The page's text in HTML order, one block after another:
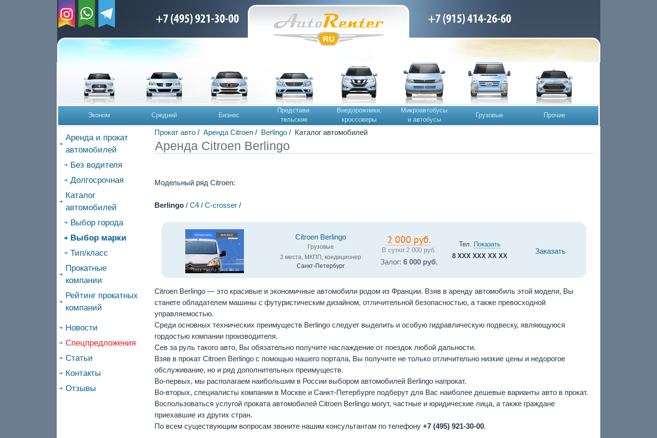
Эконом Средний Бизнес
Представи-
тельские
Внедорожники,
кроссоверы
Микроавтобусы
и автобусы
Грузовые Прочие
Аренда и прокат
автомобилей
Без водителя
Долгосрочная
Каталог
автомобилей
Выбор города
Выбор марки
Тип/класс
Прокатные
компании
Рейтинг прокатных
компаний
Новости
Спецпредложения
Статьи
Контакты
Отзывы
Прокат авто/ Аренда Citroen/ Berlingo/ Каталог автомобилей
Аренда Citroen Berlingo
Модельный ряд Citroen:
Berlingo/ C4/ C-crosser/
Citroen Berlingo
Грузовые
2 места, МКПП, кондиционер
Санкт-Петербург
2 000 руб.
В сутки:2 000 руб.
Залог:6 000 руб.
Тел. Показать
8 XXX XXX XX XX
Заказать
Citroen Berlingo — это красивые и экономичные автомобили родом из Франции. Взяв в аренду автомобиль этой модели, Вы
станете обладателем машины с футуристическим дизайном, отличительной безопасностью, а также превосходной
управляемостью.
Среди основных технических преимуществ Berlingo следует выделить и особую гидравлическую подвеску, являющуюся
гордостью компании производителя.
Сев за руль такого авто, Вы обязательно получите наслаждение от поездок любой дальности.
Взяв в прокат Citroen Berlingo с помощью нашего портала, Вы получите не только отличительно низкие цены и недорогое
обслуживание, но и ряд дополнительных преимуществ.
Во-первых, мы располагаем наибольшим в России выбором автомобилей Berlingo напрокат.
Во-вторых, специалисты компании в Москве и Санкт-Петербурге подберут для Вас наиболее дешевые варианты авто в прокат.
Воспользоваться услугой проката автомобилей Citroen Berlingo могут, частные и юридические лица, а также граждане
приехавшие из других стран.
По всем существующим вопросам звоните нашим консультантам по телефону +7 (495) 921-30-00.